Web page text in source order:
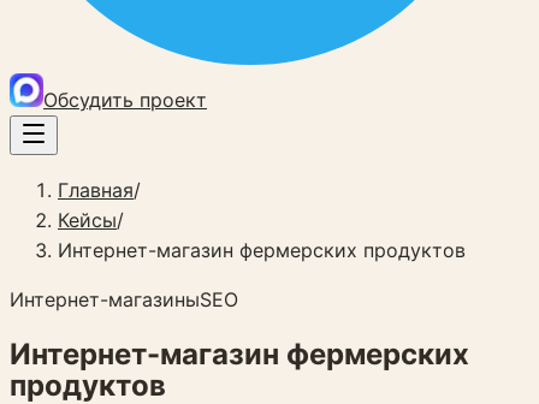
Обсудить проект
Главная/
Кейсы/
Интернет-магазин фермерских продуктов
Интернет-магазиныSEO
Интернет-магазин фермерских
продуктов